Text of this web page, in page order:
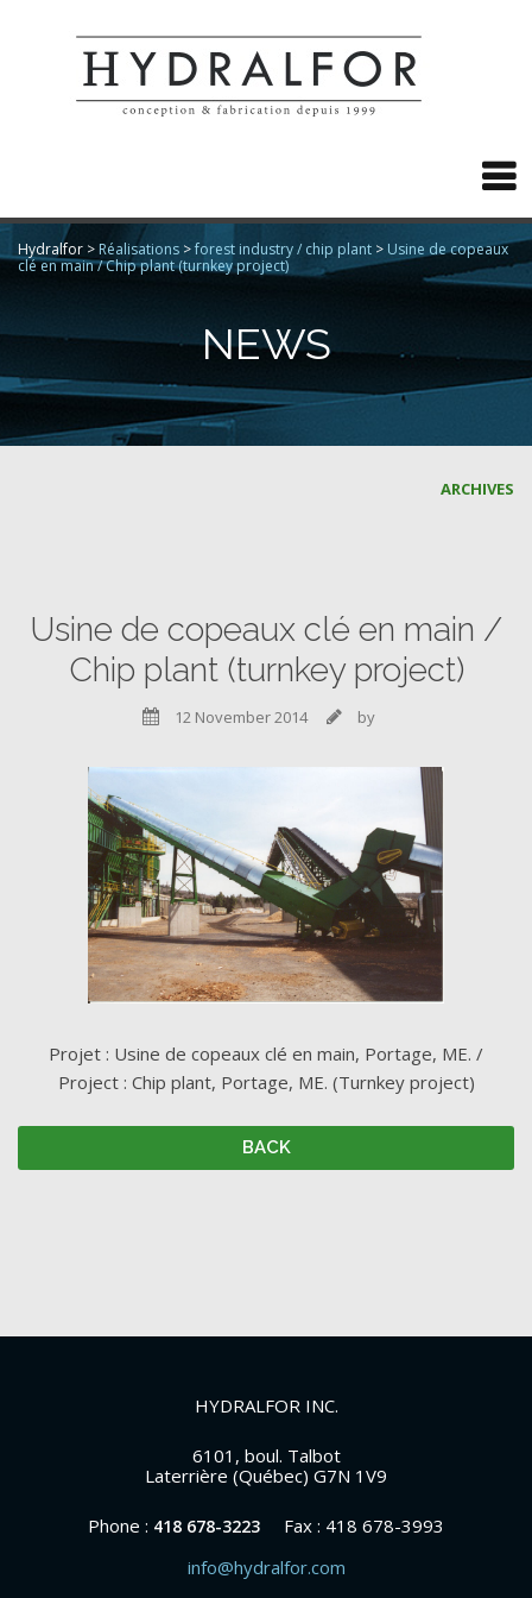

Hydralfor >Réalisations >forest industry / chip plant > Usine de copeaux
clé en main / Chip plant (turnkey project)
NEWS
ARCHIVES
Usine de copeaux clé en main /
Chip plant (turnkey project)
 12 November 2014  by
Projet : Usine de copeaux clé en main, Portage, ME. /
Project : Chip plant, Portage, ME. (Turnkey project)
BACK
HYDRALFOR INC.
6101, boul. Talbot
Laterrière (Québec) G7N 1V9
Phone : 418 678-3223
Fax : 418 678-3993
info@hydralfor.com